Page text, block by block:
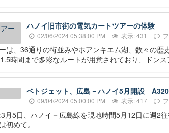
ハノイ旧市街の電気カートツアーの体験
02/06/2024 05:38:00 PM 表示: 431
は、36通りの街並みやホアンキエム湖、数々の歴
時間まで多彩なルートが用意されており、ドンス
ベトジェット、広島－ハノイ5月開設
09/04/2024 05:00:00 PM 表示: 417
月5日、ハノイ－広島線を現地時間5月12日に週2
初めて。